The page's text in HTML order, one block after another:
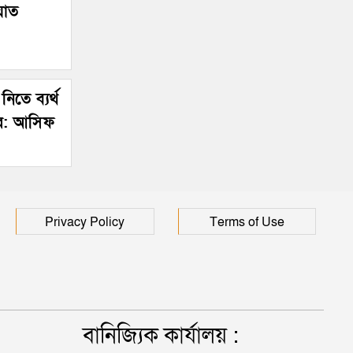
ব্যর্থ
আসিফ
Privacy Policy Terms of Use
বানিজ্যিক কার্যালয় :